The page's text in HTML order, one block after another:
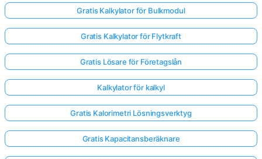
Gratis Kalkylator för Bulkmodul
Gratis Kalkylator för Flytkraft
Gratis Lösare för Företagslån
Kalkylator för kalkyl
Gratis Kalorimetri Lösningsverktyg
Gratis Kapacitansberäknare